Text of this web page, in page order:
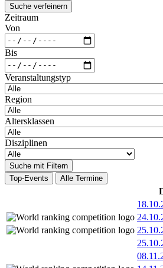
Suche verfeinern
Zeitraum
Von
Bis
Veranstaltungstyp
Region
Altersklassen
Disziplinen
Suche mit Filtern
Top-Events
Alle Termine